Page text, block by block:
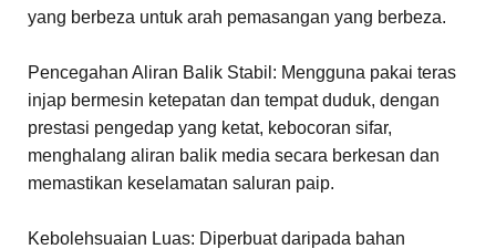
yang berbeza untuk arah pemasangan yang berbeza.
Pencegahan Aliran Balik Stabil: Mengguna pakai teras
injap bermesin ketepatan dan tempat duduk, dengan
prestasi pengedap yang ketat, kebocoran sifar,
menghalang aliran balik media secara berkesan dan
memastikan keselamatan saluran paip.
Kebolehsuaian Luas: Diperbuat daripada bahan